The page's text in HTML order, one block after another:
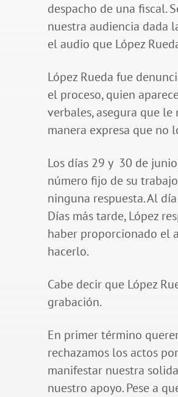
despacho de una fiscal.
nuestra audiencia dada
el audio que López
López Rueda fue
el proceso, quien
verbales, asegura que
manera expresa que no
Los días 29 y 30 de
número fijo de su
ninguna respuesta. Al
Días más tarde, López
haber proporcionado el
hacerlo.
Cabe decir que López
grabación.
En primer término
rechazamos los actos
manifestar nuestra
nuestro apoyo. Pese a